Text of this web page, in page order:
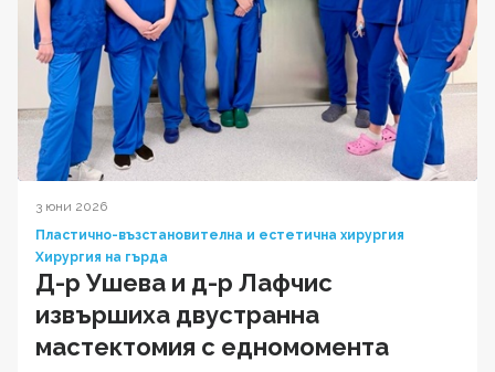
3 юни 2026
Пластично-възстановителна и естетична хирургия
Хирургия на гърда
Д-р Ушева и д-р Лафчис
извършиха двустранна
мастектомия с едномомента